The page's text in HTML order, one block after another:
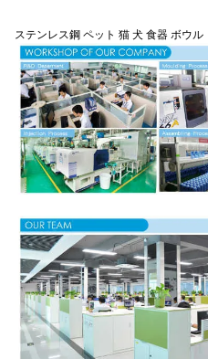
ステンレス鋼 ペット 猫 犬 食器 ボウル